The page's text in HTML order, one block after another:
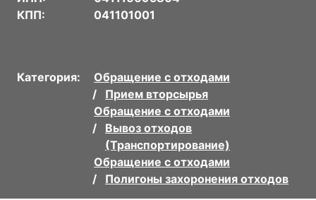
КПП:
041101001
Категория:
Обращение с отходами
Прием вторсырья
Обращение с отходами
Вывоз отходов
(Транспортирование)
Обращение с отходами
Полигоны захоронения отходов